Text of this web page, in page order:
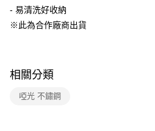
3.實際核准額度、可分期數及費用金額請依
4.訂單成立30分鐘內，如未前往確認交易
消。如遇「轉專審核」未通過狀況，表示未
醒簡訊。
2.透過簡訊連結打開帳單後，可選擇「超商
帳／街口支付／iPASS MONEY」等通路繳
宅配【父親節大回饋】限時$299免運
每筆NT$150，滿NT$299(含以上)免運
- 易清洗好收納
※此為合作廠商出貨
相關分類
啞光 不鏽鋼